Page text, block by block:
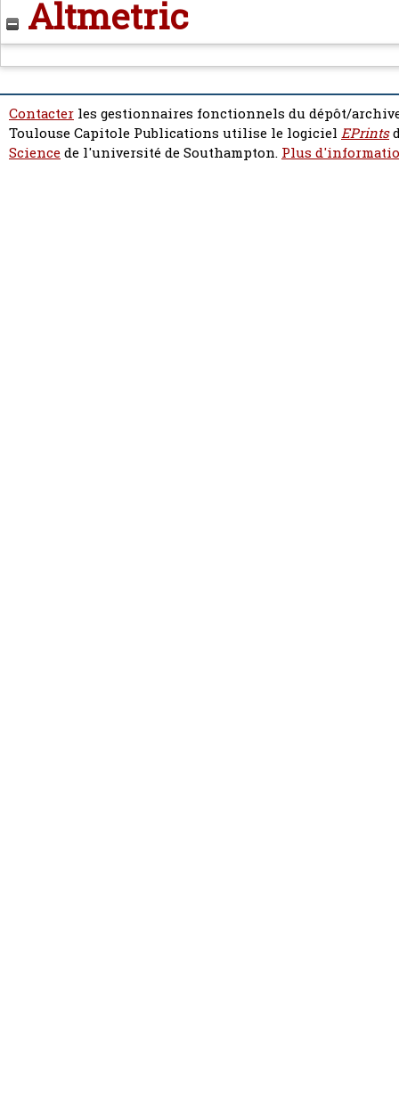
Altmetric
Contacter les gestionnaires fonctionnels du dépôt/
Toulouse Capitole Publications utilise le logiciel EPrints
Sciencede l'université de Southampton. Plus